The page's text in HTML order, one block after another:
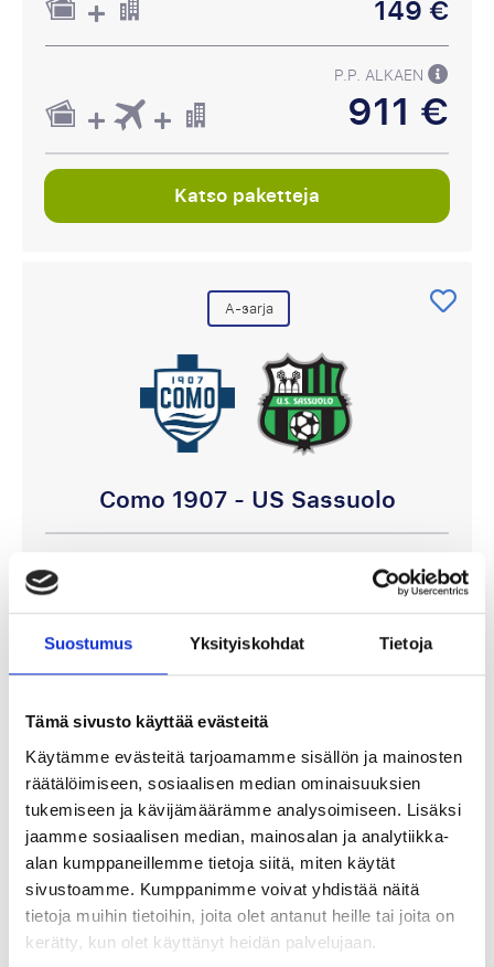
Suostumus Yksityiskohdat Tietoja
Tämä sivusto käyttää evästeitä
Käytämme evästeitä tarjoamamme sisällön ja mainosten
räätälöimiseen, sosiaalisen median ominaisuuksien
tukemiseen ja kävijämäärämme analysoimiseen. Lisäksi
jaamme sosiaalisen median, mainosalan ja analytiikka-
alan kumppaneillemme tietoja siitä, miten käytät
sivustoamme. Kumppanimme voivat yhdistää näitä
tietoja muihin tietoihin, joita olet antanut heille tai joita on
kerätty, kun olet käyttänyt heidän palvelujaan.
149 €
P.P. ALKAEN
911 €
Katso paketteja
A-sarja
Como 1907 - US Sassuolo
244 €
Katso paketteja
A-sarja